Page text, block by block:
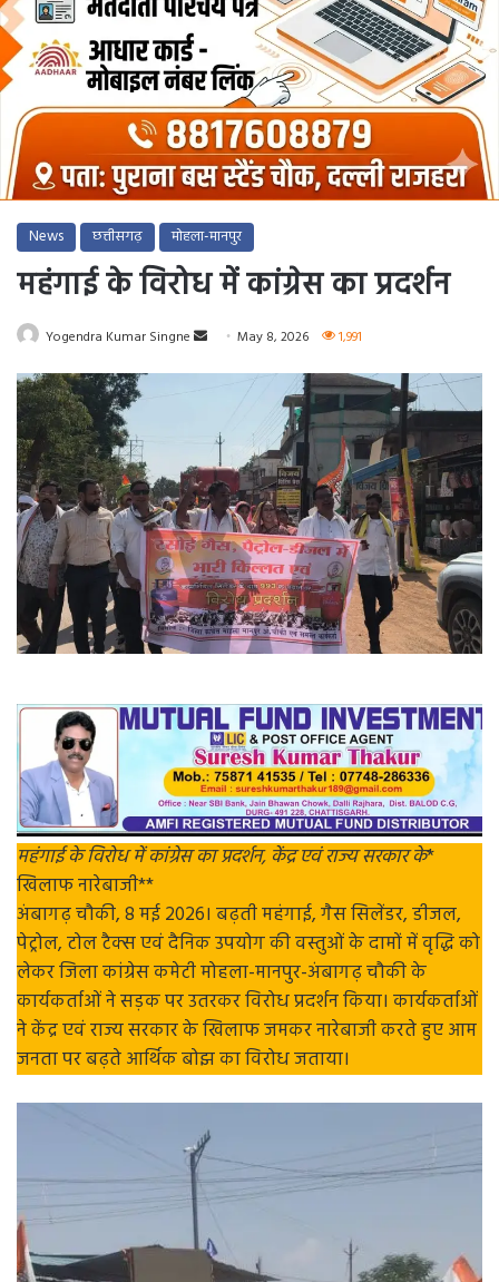
News छत्तीसगढ़ मोहला-मानपुर
महंगाई के विरोध में कांग्रेस का प्रदर्शन
Yogendra Kumar Singne
Send May 8, 2026 1,991
महंगाई के विरोध में कांग्रेस काप्रदर्शन, केंद्र एवं राज्य सरकार के*
खिलाफ नारेबाजी**
अंबागढ़ चौकी, 8 मई 2026। बढ़ती महंगाई, गैस सिलेंडर, डीजल,
पेट्रोल, टोल टैक्स एवं दैनिक उपयोग की वस्तुओं के दामों में वृद्धि को
लेकर जिला कांग्रेस कमेटी मोहला-मानपुर-अंबागढ़ चौकी के
कार्यकर्ताओं ने सड़क पर उतरकर विरोध प्रदर्शन किया। कार्यकर्ताओं
ने केंद्र एवं राज्य सरकार के खिलाफ जमकर नारेबाजी करते हुए आम
जनता पर बढ़ते आर्थिक बोझ का विरोध जताया।